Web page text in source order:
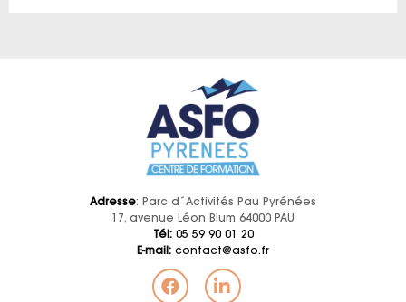
Adresse: Parc d´Activités Pau Pyrénées
17, avenue Léon Blum 64000 PAU
Tél:05 59 90 01 20
E-mail: contact@asfo.fr